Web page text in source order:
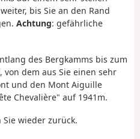
bis Sie an den Rand
Achtung: gefährliche
des Bergkamms bis zum
dem aus Sie einen sehr
und den Mont Aiguille
Chevalière" auf 1941m.
wieder zurück.